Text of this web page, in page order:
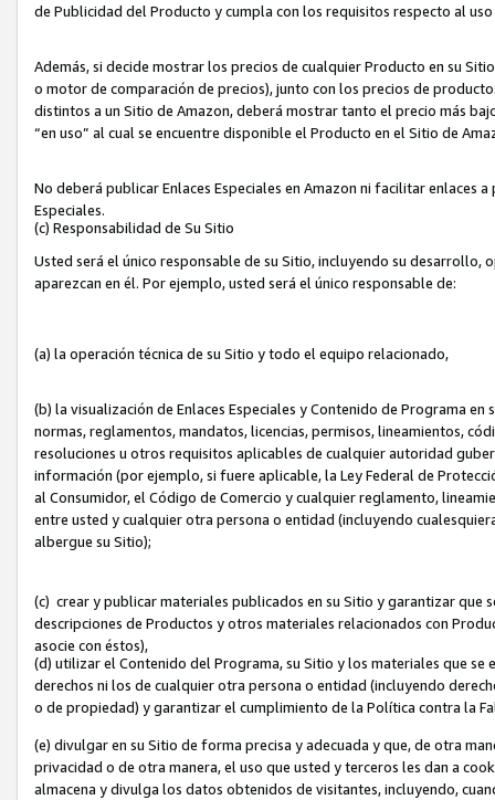
de Publicidad del Producto y cumpla con los requisitos respecto al uso
Además, si decide mostrar los precios de cualquier Producto en su
o motor de comparación de precios), junto con los precios de
distintos a un Sitio de Amazon, deberá mostrar tanto el precio más
“en uso” al cual se encuentre disponible el Producto en el Sitio de
No deberá publicar Enlaces Especiales en Amazon ni facilitar enlaces
Especiales.
(c) Responsabilidad de Su Sitio
Usted será el único responsable de su Sitio, incluyendo su
aparezcan en él. Por ejemplo, usted será el único responsable de:
(a) la operación técnica de su Sitio y todo el equipo relacionado,
(b) la visualización de Enlaces Especiales y Contenido de Programa
normas, reglamentos, mandatos, licencias, permisos, lineamientos,
resoluciones u otros requisitos aplicables de cualquier autoridad
información (por ejemplo, si fuere aplicable, la Ley Federal de
al Consumidor, el Código de Comercio y cualquier reglamento,
entre usted y cualquier otra persona o entidad (incluyendo
albergue su Sitio);
(c) crear y publicar materiales publicados en su Sitio y garantizar que
descripciones de Productos y otros materiales relacionados con
asocie con éstos),
(d) utilizar el Contenido del Programa, su Sitio y los materiales que se
derechos ni los de cualquier otra persona o entidad (incluyendo
o de propiedad) y garantizar el cumplimiento de la Política contra la
(e) divulgar en su Sitio de forma precisa y adecuada y que, de otra
privacidad o de otra manera, el uso que usted y terceros les dan a
almacena y divulga los datos obtenidos de visitantes, incluyendo,